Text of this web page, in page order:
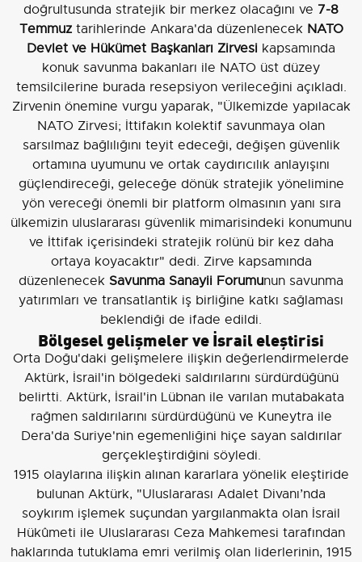
doğrultusunda stratejik bir merkez olacağını ve 7-8
Temmuztarihlerinde Ankara'da düzenlenecek NATO
Devlet ve Hükümet Başkanları Zirvesi kapsamında
konuk savunma bakanları ile NATO üst düzey
temsilcilerine burada resepsiyon verileceğini açıkladı.
Zirvenin önemine vurgu yaparak, "Ülkemizde yapılacak
NATO Zirvesi; İttifakın kolektif savunmaya olan
sarsılmaz bağlılığını teyit edeceği, değişen güvenlik
ortamına uyumunu ve ortak caydırıcılık anlayışını
güçlendireceği, geleceğe dönük stratejik yönelimine
yön vereceği önemli bir platform olmasının yanı sıra
ülkemizin uluslararası güvenlik mimarisindeki konumunu
ve İttifak içerisindeki stratejik rolünü bir kez daha
ortaya koyacaktır" dedi. Zirve kapsamında
düzenlenecek Savunma Sanayii Forumunun savunma
yatırımları ve transatlantik iş birliğine katkı sağlaması
beklendiği de ifade edildi.
Bölgesel gelişmeler ve İsrail eleştirisi
Orta Doğu'daki gelişmelere ilişkin değerlendirmelerde
Aktürk, İsrail'in bölgedeki saldırılarını sürdürdüğünü
belirtti. Aktürk, İsrail'in Lübnan ile varılan mutabakata
rağmen saldırılarını sürdürdüğünü ve Kuneytra ile
Dera'da Suriye'nin egemenliğini hiçe sayan saldırılar
gerçekleştirdiğini söyledi.
1915 olaylarına ilişkin alınan kararlara yönelik eleştiride
bulunan Aktürk, "Uluslararası Adalet Divanı’nda
soykırım işlemek suçundan yargılanmakta olan İsrail
Hükûmeti ile Uluslararası Ceza Mahkemesi tarafından
haklarında tutuklama emri verilmiş olan liderlerinin, 1915